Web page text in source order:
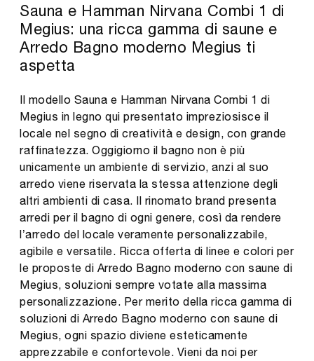
Sauna e Hamman Nirvana Combi 1 di
Megius: una ricca gamma di saune e
Arredo Bagno moderno Megius ti
aspetta
Il modello Sauna e Hamman Nirvana Combi 1 di
Megius in legno qui presentato impreziosisce il
locale nel segno di creatività e design, con grande
raffinatezza. Oggigiorno il bagno non è più
unicamente un ambiente di servizio, anzi al suo
arredo viene riservata la stessa attenzione degli
altri ambienti di casa. Il rinomato brand presenta
arredi per il bagno di ogni genere, così da rendere
l’arredo del locale veramente personalizzabile,
agibile e versatile. Ricca offerta di linee e colori per
le proposte di Arredo Bagno moderno con saune di
Megius, soluzioni sempre votate alla massima
personalizzazione. Per merito della ricca gamma di
soluzioni di Arredo Bagno moderno con saune di
Megius, ogni spazio diviene esteticamente
apprezzabile e confortevole. Vieni da noi per